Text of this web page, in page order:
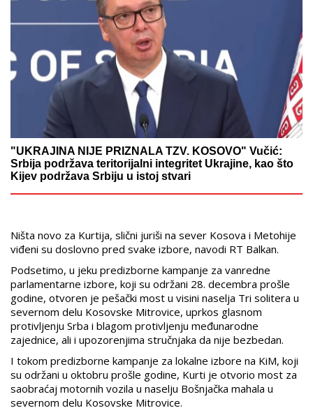
"UKRAJINA NIJE PRIZNALA TZV. KOSOVO" Vučić:
Srbija podržava teritorijalni integritet Ukrajine, kao što
Kijev podržava Srbiju u istoj stvari
Ništa novo za Kurtija, slični juriši na sever Kosova i Metohije
viđeni su doslovno pred svake izbore, navodi RT Balkan.
Podsetimo, u jeku predizborne kampanje za vanredne
parlamentarne izbore, koji su održani 28. decembra prošle
godine, otvoren je pešački most u visini naselja Tri solitera u
severnom delu Kosovske Mitrovice, uprkos glasnom
protivljenju Srba i blagom protivljenju međunarodne
zajednice, ali i upozorenjima stručnjaka da nije bezbedan.
I tokom predizborne kampanje za lokalne izbore na KiM, koji
su održani u oktobru prošle godine, Kurti je otvorio most za
saobraćaj motornih vozila u naselju Bošnjačka mahala u
severnom delu Kosovske Mitrovice.